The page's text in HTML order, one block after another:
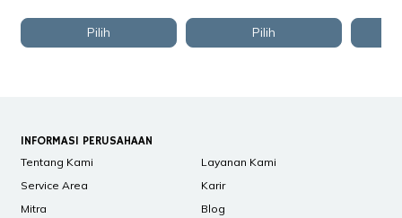
Pilih Pilih
INFORMASI PERUSAHAAN
Tentang Kami
Layanan Kami
Service Area
Karir
Mitra
Blog